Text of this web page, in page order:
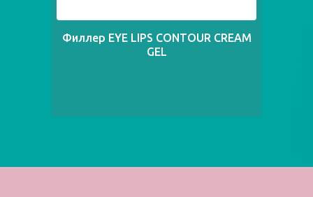
Филлер EYE LIPS CONTOUR CREAM
GEL